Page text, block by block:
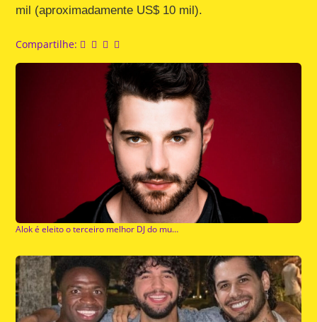
mil (aproximadamente US$ 10 mil).
Compartilhe:
Alok é eleito o terceiro melhor DJ do mundo